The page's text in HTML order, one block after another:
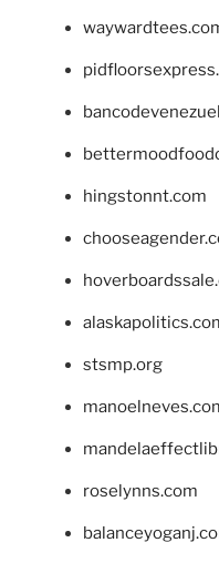
hingstonnt.com
stsmp.org
roselynns.com